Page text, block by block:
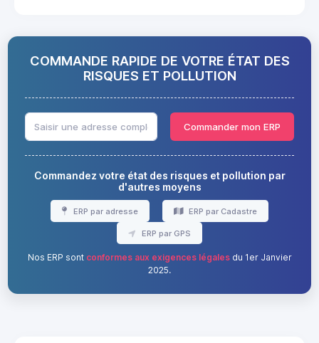
COMMANDE RAPIDE DE VOTRE ÉTAT DES
RISQUES ET POLLUTION
Commander mon ERP
Commandez votre état des risques et pollution par
d'autres moyens
ERP par adresse ERP par Cadastre
ERP par GPS
Nos ERP sont conformes aux exigences légalesdu 1er Janvier
2025.